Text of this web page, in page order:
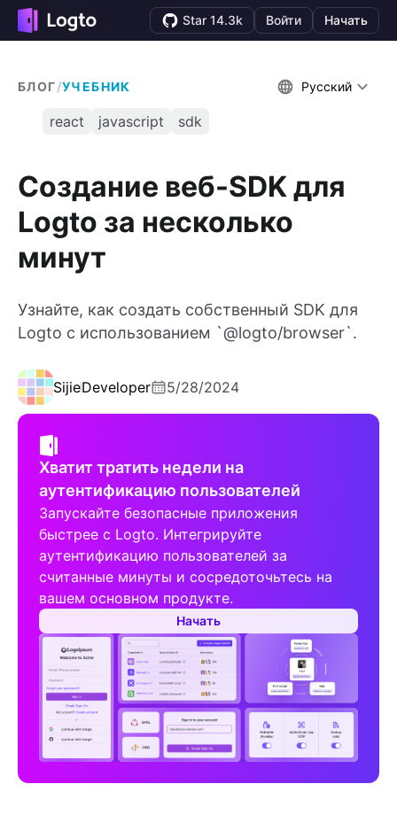
Star 14.3k Войти Начать
БЛОГ/УЧЕБНИК Русский
react javascript sdk
Создание веб-SDK для
Logto за несколько
минут
Узнайте, как создать собственный SDK для
Logto с использованием `@logto/browser`.
SijieDeveloper 5/28/2024
Хватит тратить недели на
аутентификацию пользователей
Запускайте безопасные приложения
быстрее с Logto. Интегрируйте
аутентификацию пользователей за
считанные минуты и сосредоточьтесь на
вашем основном продукте.
Начать